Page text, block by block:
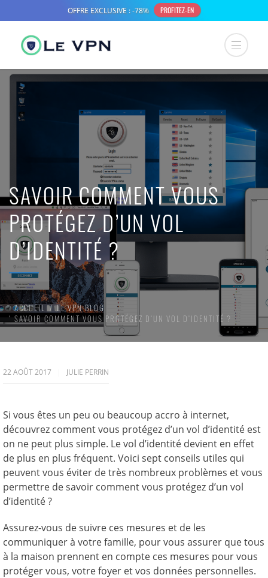
SAVOIR COMMENT VOUS
PROTÉGEZ D’UN VOL
D’IDENTITÉ ?
ACCUEIL
LE VPN BLOG
SAVOIR COMMENT VOUS PROTÉGEZ D’UN VOL D’IDENTITÉ ?
22 AOÛT 2017 JULIE PERRIN
Si vous êtes un peu ou beaucoup accro à internet,
découvrez comment vous protégez d’un vol d’identité est
on ne peut plus simple. Le vol d’identité devient en effet
de plus en plus fréquent. Voici sept conseils utiles qui
peuvent vous éviter de très nombreux problèmes et vous
permettre de savoir comment vous protégez d’un vol
d’identité ?
Assurez-vous de suivre ces mesures et de les
communiquer à votre famille, pour vous assurer que tous
à la maison prennent en compte ces mesures pour vous
protéger vous, votre foyer et vos données personnelles.